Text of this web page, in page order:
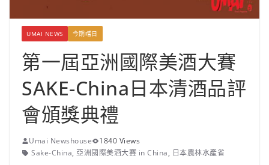
UMAI NEWS 今期嚐日
第一屆亞洲國際美酒大賽
SAKE-China日本清酒品評
會頒獎典禮
Umai Newshouse
1840 Views
Sake-China, 亞洲國際美酒大賽 in China, 日本農林水產省